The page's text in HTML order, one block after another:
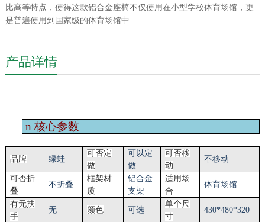
比高等特点，使得这款铝合金座椅不仅使用在小型学校体育场馆，更
是普遍使用到国家级的体育场馆中
产品详情
n 核心参数
品牌 绿蛙
可否定
做
可以定
做
可否移
动
不移动
可否折
叠
不折叠
框架材
质
铝合金
支架
适用场
合
体育场馆
有无扶
手
无 颜色 可选
单个尺
寸
430*480*320